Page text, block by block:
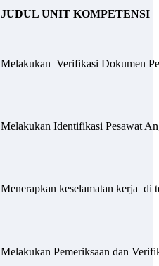
JUDUL UNIT KOMPETENSI
Melakukan Verifikasi Dokumen
Melakukan Identifikasi Pesawat
Menerapkan keselamatan kerja di
Melakukan Pemeriksaan dan